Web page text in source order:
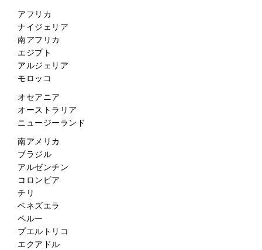
アフリカ
ナイジェリア
南アフリカ
エジプト
アルジェリア
モロッコ
オセアニア
オーストラリア
ニュージーランド
南アメリカ
ブラジル
アルゼンチン
コロンビア
チリ
ベネズエラ
ペルー
プエルトリコ
エクアドル